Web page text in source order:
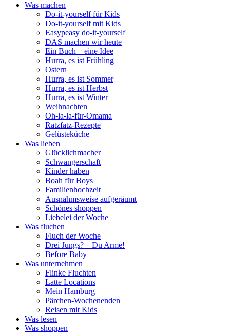
Was machen
Do-it-yourself für Kids
Do-it-yourself mit Kids
Easypeasy do-it-yourself
DAS machen wir heute
Ein Buch – eine Idee
Hurra, es ist Frühling
Ostern
Hurra, es ist Sommer
Hurra, es ist Herbst
Hurra, es ist Winter
Weihnachten
Oh-la-la-für-Omama
Ratzfatz-Rezepte
Gelüsteküche
Was lieben
Glücklichmacher
Schwangerschaft
Kinder haben
Boah für Boys
Familienhochzeit
Ausnahmsweise aufgeräumt
Schönes shoppen
Liebelei der Woche
Was fluchen
Fluch der Woche
Drei Jungs? – Du Arme!
Before Baby
Was unternehmen
Flinke Fluchten
Latte Locations
Mein Hamburg
Pärchen-Wochenenden
Reisen mit Kids
Was lesen
Was shoppen